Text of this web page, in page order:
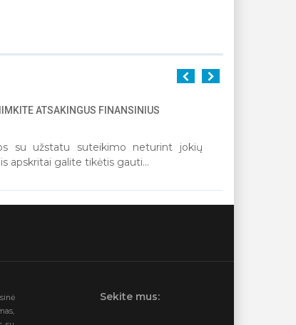
ATSAKINGUS FINANSINIUS
su užstatu suteikimo neturint jokių
apskritai galite tikėtis gauti...
Sekite mus: